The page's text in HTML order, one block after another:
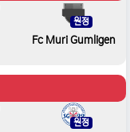
원정
Fc Muri Gumligen
원정